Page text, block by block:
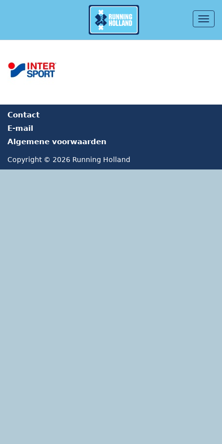
Overslaan en naar de inhoud gaan
Contact
E-mail
Algemene voorwaarden
Copyright © 2026 Running Holland